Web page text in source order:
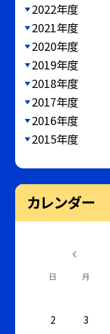
2022年度
2021年度
2020年度
2019年度
2018年度
2017年度
2016年度
2015年度
カレンダー
日 月
2
3